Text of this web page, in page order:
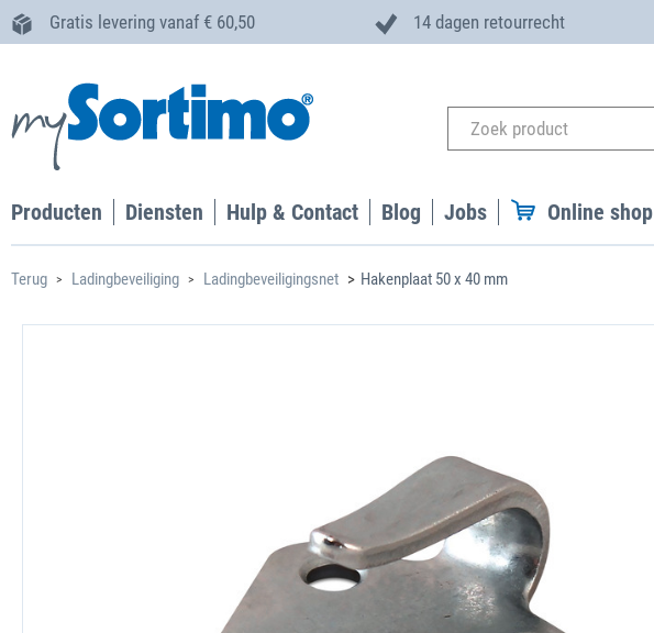
Gratis levering vanaf € 60,50 14 dagen retourrecht
Producten Diensten Hulp & Contact Blog Jobs Online shop
Terug Ladingbeveiliging Ladingbeveiligingsnet Hakenplaat 50 x 40 mm